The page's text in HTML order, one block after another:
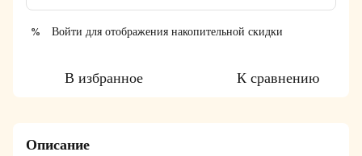
% Войти для отображения накопительной скидки
В избранное К сравнению
Описание